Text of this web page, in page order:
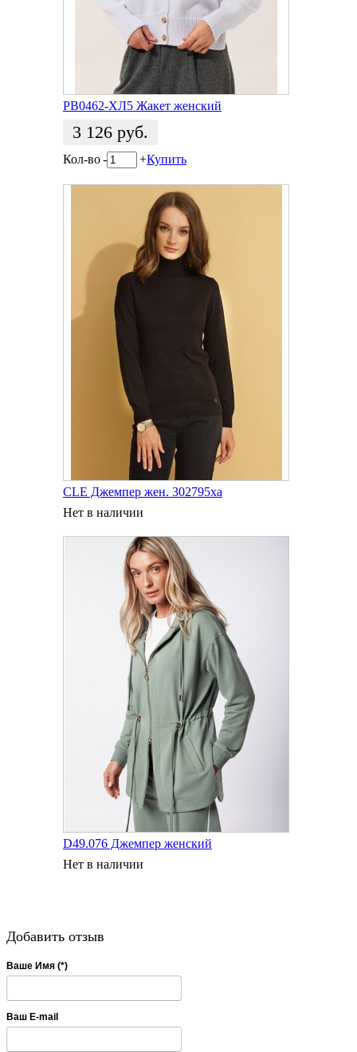
РВ0462-ХЛ5 Жакет женский
3 126 руб.
Кол-во- +Купить
CLE Джемпер жен. 302795ха
Нет в наличии
D49.076 Джемпер женский
Нет в наличии
Добавить отзыв
Ваше Имя (*)
Ваш E-mail